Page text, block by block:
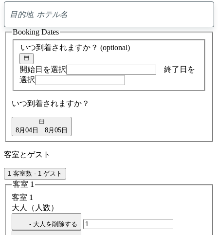
ア
ド
バ
イ
検
索
いつ到着されますか？ (optional)
開始日を選択
終了日を
選択
いつ到着されますか？
8月04日 8月05日
Booking Dates
客室とゲスト
1 客室数 - 1 ゲスト
客室 1
客室 1
大人（人数）
- 大人を削除する